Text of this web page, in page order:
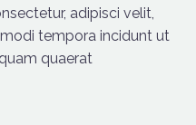
adipisci velit,
tempora incidunt ut
quaerat